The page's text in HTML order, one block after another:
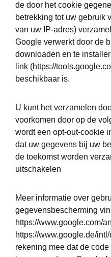
de door het cookie
betrekking tot uw gebruik
van uw IP-adres)
Google verwerkt door de
downloaden en te
link (https://
beschikbaar is.
U kunt het verzamelen
voorkomen door op de
wordt een opt-out-cookie
dat uw gegevens bij uw
de toekomst worden
uitschakelen
Meer informatie over
gegevensbescherming
https://www.google.com/
https://www.google.de/
rekening mee dat de